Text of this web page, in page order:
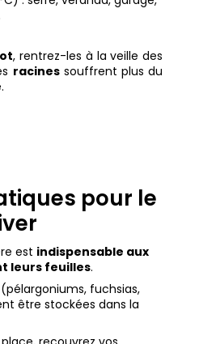
, rentrez-les à la veille des
racinessouffrent plus du
pour le
est indispensable aux
leurs feuilles.
fuchsias,
être stockées dans la